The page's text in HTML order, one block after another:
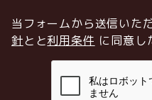
当フォームから送信いた
針とと利用条件 に同意し